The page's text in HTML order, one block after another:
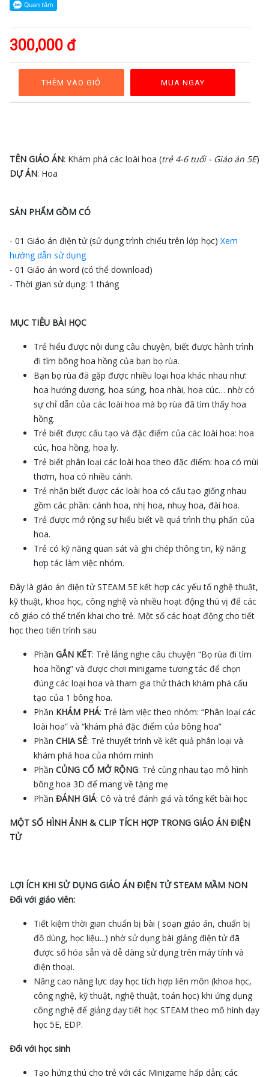
Kỹ
năng
sống
Mầm
non
Cộng
300,000 đ
THÊM VÀO GIỎ MUA NGAY
TÊN GIÁO ÁN: Khám phá các loài hoa (trẻ 4-6 tuổi - Giáo án 5E)
DỰ ÁN: Hoa
SẢN PHẨM GỒM CÓ
- 01 Giáo án điện tử (sử dụng trình chiếu trên lớp học) Xem
hướng dẫn sử dụng
- 01 Giáo án word (có thể download)
- Thời gian sử dụng: 1 tháng
MỤC TIÊU BÀI HỌC
Trẻ hiểu được nội dung câu chuyện, biết được hành trình
đi tìm bông hoa hồng của bạn bọ rùa.
Bạn bọ rùa đã gặp được nhiều loại hoa khác nhau như:
hoa hướng dương, hoa súng, hoa nhài, hoa cúc… nhờ có
sự chỉ dẫn của các loài hoa mà bọ rùa đã tìm thấy hoa
hồng.
Trẻ biết được cấu tạo và đặc điểm của các loài hoa: hoa
cúc, hoa hồng, hoa ly.
Trẻ biết phân loại các loài hoa theo đặc điểm: hoa có mùi
thơm, hoa có nhiều cánh.
Trẻ nhận biết được các loài hoa có cấu tạo giống nhau
gồm các phần: cánh hoa, nhị hoa, nhuỵ hoa, đài hoa.
Trẻ được mở rộng sự hiểu biết về quá trình thụ phấn của
hoa.
Trẻ có kỹ năng quan sát và ghi chép thông tin, kỹ năng
hợp tác làm việc nhóm.
Đây là giáo án điện tử STEAM 5E kết hợp các yếu tố nghệ thuật,
kỹ thuật, khoa học, công nghệ và nhiều hoạt động thú vị để các
cô giáo có thể triển khai cho trẻ. Một số các hoạt động cho tiết
học theo tiến trình sau
Phần GẮN KẾT: Trẻ lắng nghe câu chuyện “Bọ rùa đi tìm
hoa hồng” và được chơi minigame tương tác để chọn
đúng các loại hoa và tham gia thử thách khám phá cấu
tạo của 1 bông hoa.
Phần KHÁM PHÁ: Trẻ làm việc theo nhóm: “Phân loại các
loài hoa” và “khám phá đặc điểm của bông hoa”
Phần CHIA SẺ: Trẻ thuyết trình về kết quả phân loại và
khám phá hoa của nhóm mình
Phần CỦNG CỐ MỞ RỘNG: Trẻ cùng nhau tạo mô hình
bông hoa 3D để mang về tặng mẹ
Phần ĐÁNH GIÁ: Cô và trẻ đánh giá và tổng kết bài học
MỘT SỐ HÌNH ẢNH & CLIP TÍCH HỢP TRONG GIÁO ÁN ĐIỆN
TỬ
LỢI ÍCH KHI SỬ DỤNG GIÁO ÁN ĐIỆN TỬ STEAM MẦM NON
Đối với giáo viên:
Tiết kiệm thời gian chuẩn bị bài ( soạn giáo án, chuẩn bị
đồ dùng, học liệu...) nhờ sử dụng bài giảng điện tử đã
được số hóa sẵn và dễ dàng sử dụng trên máy tính và
điện thoại.
Nâng cao năng lực dạy học tích hợp liên môn (khoa học,
công nghệ, kỹ thuật, nghệ thuật, toán học) khi ứng dụng
công nghệ để giảng dạy tiết học STEAM theo mô hình dạy
học 5E, EDP.
Đối với học sinh
Tạo hứng thú cho trẻ với các Minigame hấp dẫn; các